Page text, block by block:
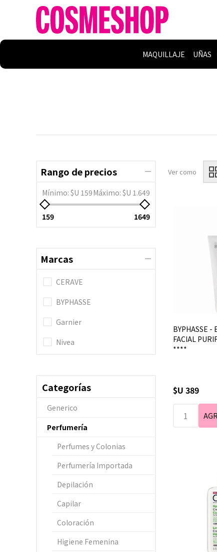
MAQUILLAJE UÑAS
Ver como
BYPHASSE -
FACIAL
****
$U 389
Rango de precios
Mínimo: $U 159Máximo: $U 1.649
159 1649
Marcas
CERAVE
BYPHASSE
Garnier
Nivea
Categorías
Generico
Perfumería
Perfumes y Colonias
Perfumería Importada
Depilación
Capilar
Coloración
Higiene Femenina